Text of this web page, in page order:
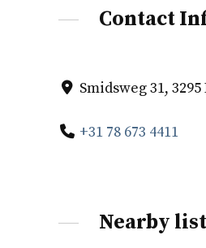
Contact
Smidsweg 31,
+31 78 673 4411
Nearby